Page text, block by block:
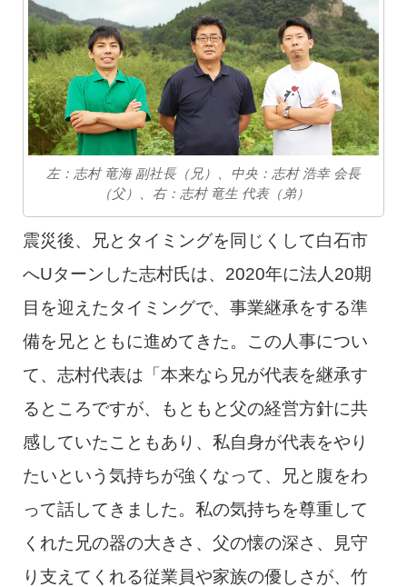
左：志村 竜海 副社長（兄）、中央：志村 浩幸 会長
（父）、右：志村 竜生 代表（弟）
震災後、兄とタイミングを同じくして白石市
へUターンした志村氏は、2020年に法人20期
目を迎えたタイミングで、事業継承をする準
備を兄とともに進めてきた。この人事につい
て、志村代表は「本来なら兄が代表を継承す
るところですが、もともと父の経営方針に共
感していたこともあり、私自身が代表をやり
たいという気持ちが強くなって、兄と腹をわ
って話してきました。私の気持ちを尊重して
くれた兄の器の大きさ、父の懐の深さ、見守
り支えてくれる従業員や家族の優しさが、竹